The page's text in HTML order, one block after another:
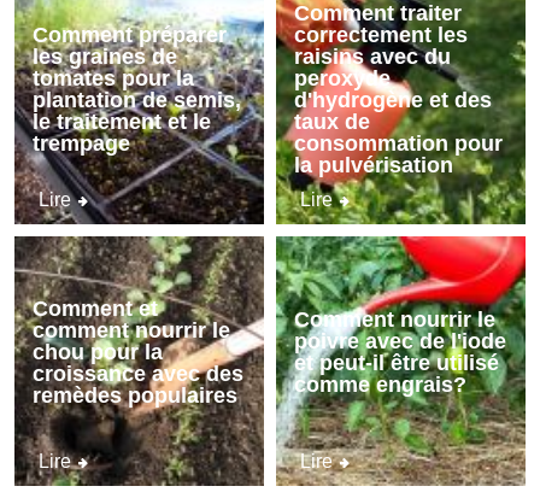
Comment préparer
les graines de
tomates pour la
plantation de semis,
le traitement et le
trempage
Lire
Comment traiter
correctement les
raisins avec du
peroxyde
d'hydrogène et des
taux de
consommation pour
la pulvérisation
Lire
Comment et
comment nourrir le
chou pour la
croissance avec des
remèdes populaires
Lire
Comment nourrir le
poivre avec de l'iode
et peut-il être utilisé
comme engrais?
Lire